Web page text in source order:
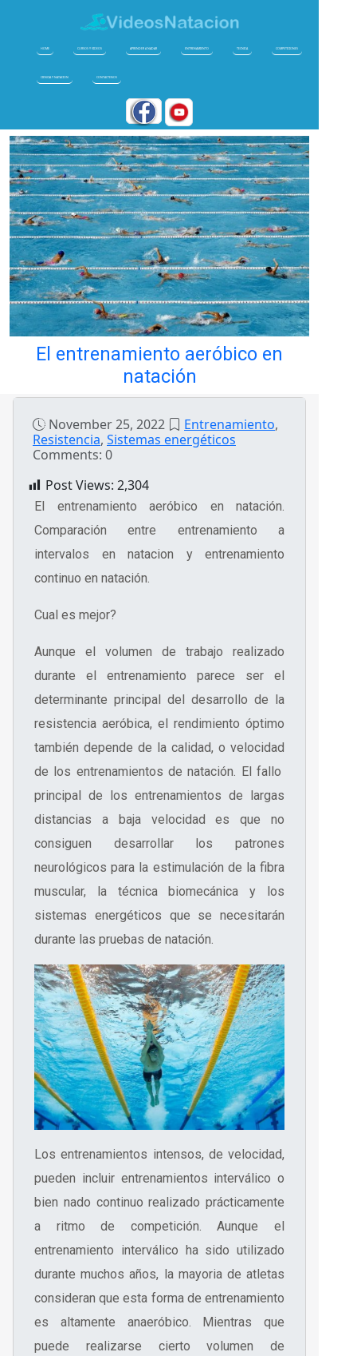
HOME CURSOS Y VIDEOS APRENDER A NADAR ENTRENAMIENTO TECNICA COMPETICIONES
CIENCIA Y NATACION CONTACTENOS
El entrenamiento aeróbico en
natación
November 25, 2022 Entrenamiento,
Resistencia, Sistemas energéticos
Comments: 0
Post Views: 2,304
El entrenamiento aeróbico en natación.
Comparación entre entrenamiento a
intervalos en natacion y entrenamiento
continuo en natación.
Cual es mejor?
Aunque el volumen de trabajo realizado
durante el entrenamiento parece ser el
determinante principal del desarrollo de la
resistencia aeróbica, el rendimiento óptimo
también depende de la calidad, o velocidad
de los entrenamientos de natación. El fallo
principal de los entrenamientos de largas
distancias a baja velocidad es que no
consiguen desarrollar los patrones
neurológicos para la estimulación de la fibra
muscular, la técnica biomecánica y los
sistemas energéticos que se necesitarán
durante las pruebas de natación.
Los entrenamientos intensos, de velocidad,
pueden incluir entrenamientos interválico o
bien nado continuo realizado prácticamente
a ritmo de competición. Aunque el
entrenamiento interválico ha sido utilizado
durante muchos años, la mayoria de atletas
consideran que esta forma de entrenamiento
es altamente anaeróbico. Mientras que
puede realizarse cierto volumen de